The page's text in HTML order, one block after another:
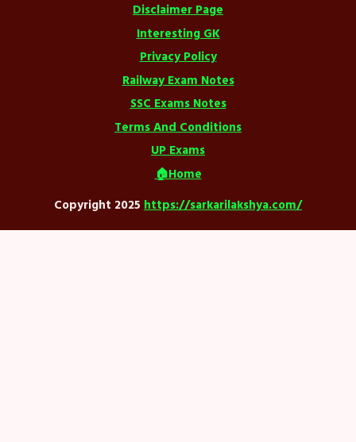
Disclaimer Page
Interesting GK
Privacy Policy
Railway Exam Notes
SSC Exams Notes
Terms And Conditions
UP Exams
🏠Home
Copyright 2025 https://sarkarilakshya.com/